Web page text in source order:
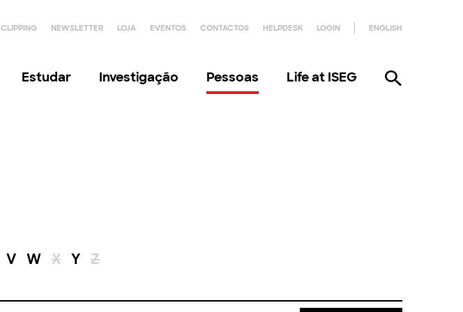
CLIPPING NEWSLETTER LOJA EVENTOS CONTACTOS HELPDESK LOGIN ENGLISH
Estudar Investigação Pessoas Life at ISEG
V W X Y Z